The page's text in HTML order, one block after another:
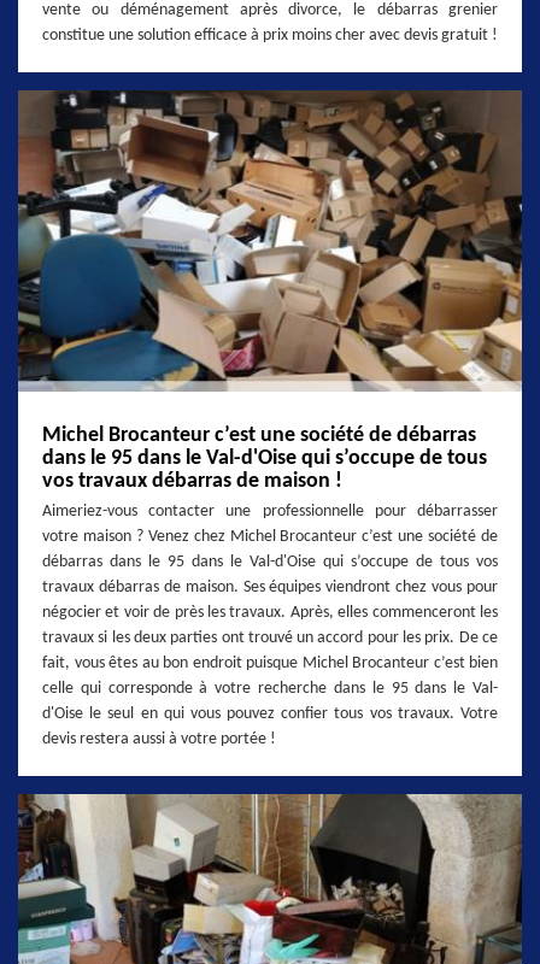
vente ou déménagement après divorce, le débarras grenier
constitue une solution efficace à prix moins cher avec devis gratuit !
Michel Brocanteur c’est une société de débarras
dans le 95 dans le Val-d'Oise qui s’occupe de tous
vos travaux débarras de maison !
Aimeriez-vous contacter une professionnelle pour débarrasser
votre maison ? Venez chez Michel Brocanteur c’est une société de
débarras dans le 95 dans le Val-d'Oise qui s’occupe de tous vos
travaux débarras de maison. Ses équipes viendront chez vous pour
négocier et voir de près les travaux. Après, elles commenceront les
travaux si les deux parties ont trouvé un accord pour les prix. De ce
fait, vous êtes au bon endroit puisque Michel Brocanteur c’est bien
celle qui corresponde à votre recherche dans le 95 dans le Val-
d'Oise le seul en qui vous pouvez confier tous vos travaux. Votre
devis restera aussi à votre portée !